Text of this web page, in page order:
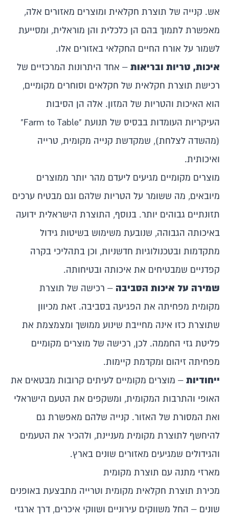
אש. קנייה של תוצרת חקלאית ומוצרים מאזורים אלה,
מאפשרת לתמוך בהם הן כלכלית והן מוראלית, ומסייעת
לשמור על אורח החיים החקלאי באזורים אלו.
איכות, טריות ובריאות – אחד היתרונות המרכזיים של
רכישת תוצרת חקלאית של חקלאים וסוחרים מקומיים,
הוא האיכות והטריות של המזון. אלה הן הסיבות
העיקריות העומדות בבסיס של תנועת "Farm to Table"
(מהשדה לצלחת), שמקדשת קנייה מקומית, טרייה
ואיכותית.
מוצרים מקומיים מגיעים ליעדם מהר יותר ממוצרים
מיובאים, מה ששומר על הטריות שלהם וגם מבטיח ערכים
תזונתיים גבוהים יותר. בנוסף, התוצרת הישראלית ידועה
באיכותה הגבוהה, שנובעת משימוש בשיטות גידול
מתקדמות ובטכנולוגיות חדשניות, וכן בתהליכי בקרה
קפדניים שמבטיחים את איכותה ובטיחותה.
שמירה על איכות הסביבה – רכישה של תוצרת
מקומית מפחיתה את הפגיעה בסביבה. זאת מכיוון
שתוצרת כזו אינה מחייבת שינוע ממושך ומצמצמת את
פליטת גזי החממה. לכן, רכישה של מוצרים מקומיים
מפחיתה זיהום ומקדמת קיימות.
ייחודיות – מוצרים מקומיים לעיתים קרובות מבטאים את
האופי והתרבות המקומית, ומשקפים את הטעם הישראלי
ואת המסורת של האזור. קנייה שלהם מאפשרת גם
להיחשף לתוצרת מקומית מעניינת, ולהכיר את הטעמים
והגידולים שמגיעים מאזורים שונים בארץ.
מארזי מתנה עם תוצרת מקומית
מכירת תוצרת חקלאית מקומית וטרייה מתבצעת באופנים
שונים – החל משווקים עירוניים ושווקי איכרים, דרך ארגזי